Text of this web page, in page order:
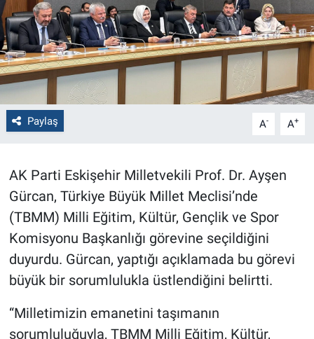
Paylaş A- A+
AK Parti Eskişehir Milletvekili Prof. Dr. Ayşen
Gürcan, Türkiye Büyük Millet Meclisi’nde
(TBMM) Milli Eğitim, Kültür, Gençlik ve Spor
Komisyonu Başkanlığı görevine seçildiğini
duyurdu. Gürcan, yaptığı açıklamada bu görevi
büyük bir sorumlulukla üstlendiğini belirtti.
“Milletimizin emanetini taşımanın
sorumluluğuyla, TBMM Milli Eğitim, Kültür,
Kütahya
Gezi
Genel
Çevre
Magazin
Bilim ve Teknoloji